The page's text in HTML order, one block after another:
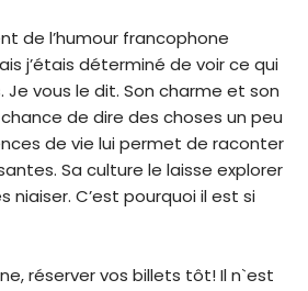
de l’humour francophone
j’étais déterminé de voir ce qui
vous le dit. Son charme et son
de dire des choses un peu
de vie lui permet de raconter
Sa culture le laisse explorer
C’est pourquoi il est si
réserver vos billets tôt! Il n`est